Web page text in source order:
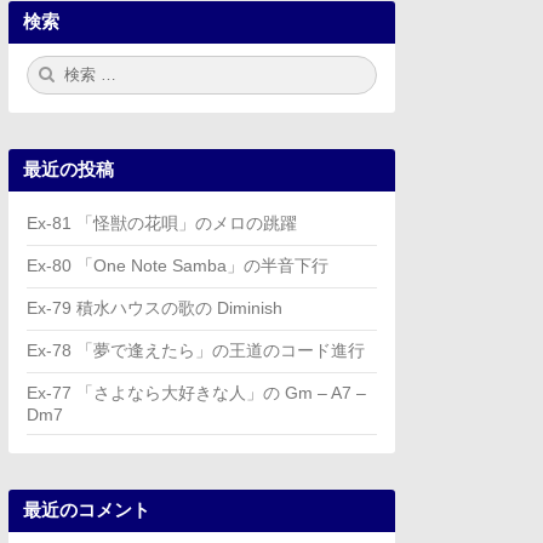
検索
検
索:
最近の投稿
Ex-81 「怪獣の花唄」のメロの跳躍
Ex-80 「One Note Samba」の半音下行
Ex-79 積水ハウスの歌の Diminish
Ex-78 「夢で逢えたら」の王道のコード進行
Ex-77 「さよなら大好きな人」の Gm – A7 –
Dm7
最近のコメント